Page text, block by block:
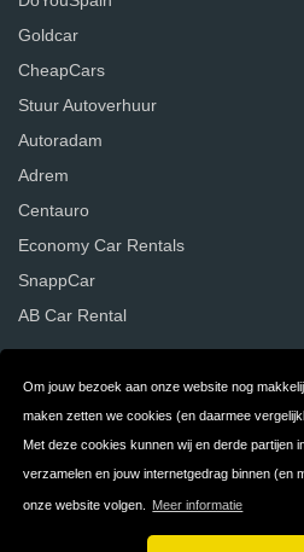
Om jouw bezoek aan onze website nog
maken zetten we cookies (en daarmee
Met deze cookies kunnen wij en derde partijen
verzamelen en jouw internetgedrag binnen (en
onze website volgen. Meer informatie
Goldcar
CheapCars
Stuur Autoverhuur
Autoradam
Adrem
Centauro
Economy Car Rentals
SnappCar
AB Car Rental
Contact
Algemene
Copyright © 2026 Vergelijk